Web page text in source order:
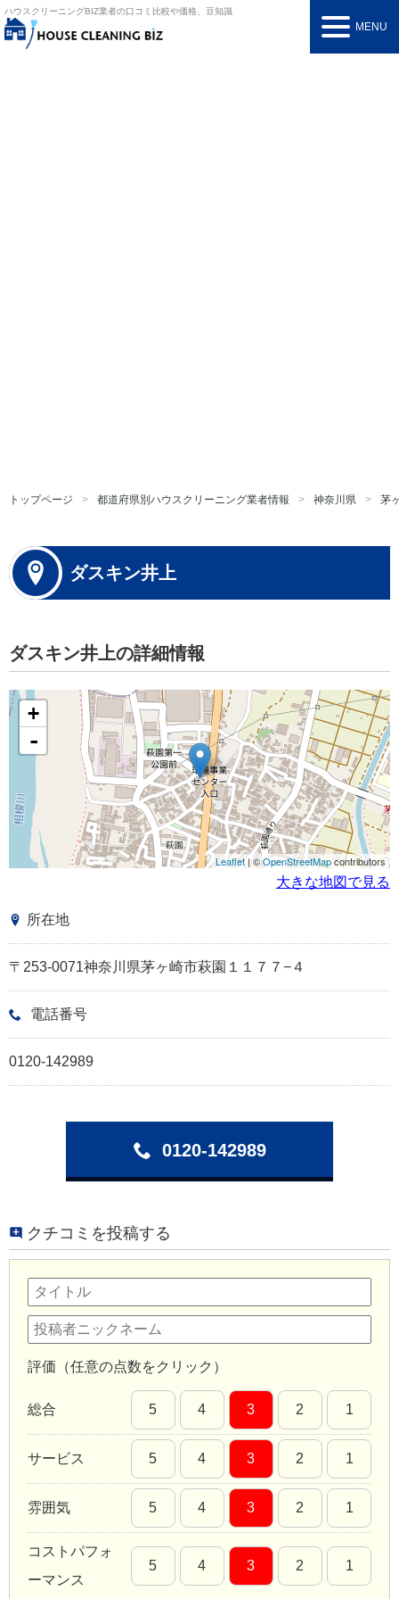
ハウスクリーニングBIZ業者の口コミ比較や価格、豆知識
MENU
トップページ 都道府県別ハウスクリーニング業者情報 神奈川県 茅
ダスキン井上
ダスキン井上の詳細情報
+
-
Leaflet| ©OpenStreetMapcontributors
大きな地図で見る
所在地
〒253-0071神奈川県茅ヶ崎市萩園１１７７−４
電話番号
0120-142989
0120-142989
クチコミを投稿する
評価（任意の点数をクリック）
総合 5 4 3 2 1
サービス 5 4 3 2 1
雰囲気 5 4 3 2 1
コストパフォ
ーマンス
5 4 3 2 1